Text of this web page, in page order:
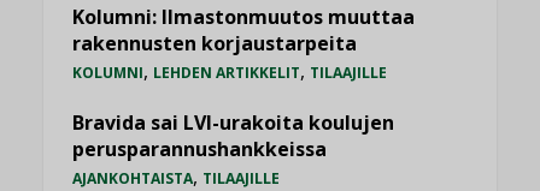
Kolumni: Ilmastonmuutos muuttaa
rakennusten korjaustarpeita
KOLUMNI, LEHDEN ARTIKKELIT, TILAAJILLE
Bravida sai LVI-urakoita koulujen
perusparannushankkeissa
AJANKOHTAISTA, TILAAJILLE